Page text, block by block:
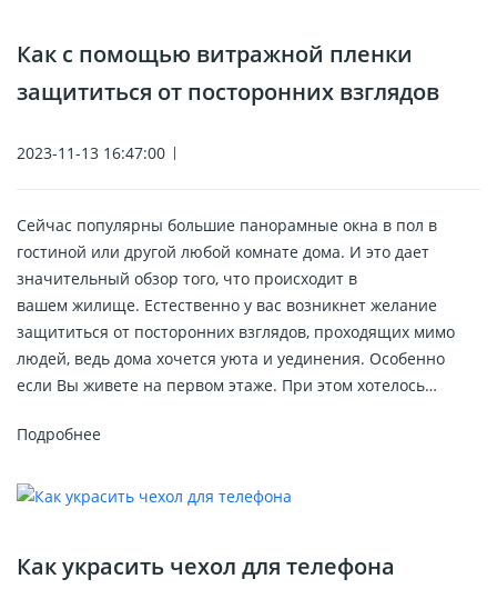
Как с помощью витражной пленки
защититься от посторонних взглядов
2023-11-13 16:47:00
Сейчас популярны большие панорамные окна в пол в
гостиной или другой любой комнате дома. И это дает
значительный обзор того, что происходит в
вашем жилище. Естественно у вас возникнет желание
защититься от посторонних взглядов, проходящих мимо
людей, ведь дома хочется уюта и уединения. Особенно
если Вы живете на первом этаже. При этом хотелось…
Подробнее
Как украсить чехол для телефона